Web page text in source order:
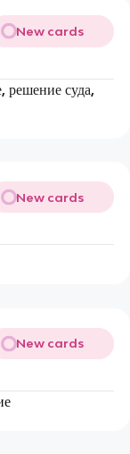
New cards
решение суда,
New cards
New cards